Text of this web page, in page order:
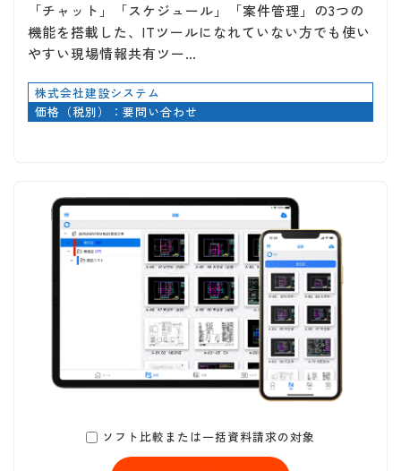
「チャット」「スケジュール」「案件管理」の3つの
機能を搭載した、ITツールになれていない方でも使い
やすい現場情報共有ツー…
株式会社建設システム
価格（税別）：要問い合わせ
ソフト比較または一括資料請求の対象